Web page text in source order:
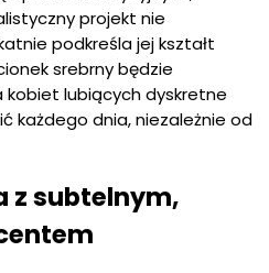
projekt nie
podkreśla jej kształt
srebrny będzie
kobiet lubiących dyskretne
każdego dnia, niezależnie od
z subtelnym,